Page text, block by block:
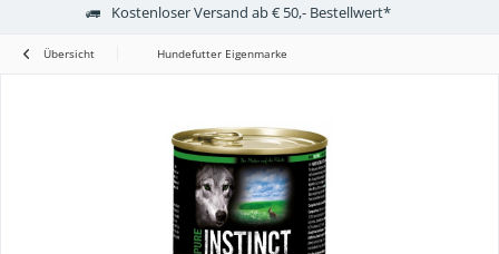
Kostenloser Versand ab € 50,- Bestellwert*
Übersicht Hundefutter Eigenmarke